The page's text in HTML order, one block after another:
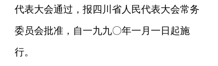
代表大会通过，报四川省人民代表大会常务
委员会批准，自一九九〇年一月一日起施
行。